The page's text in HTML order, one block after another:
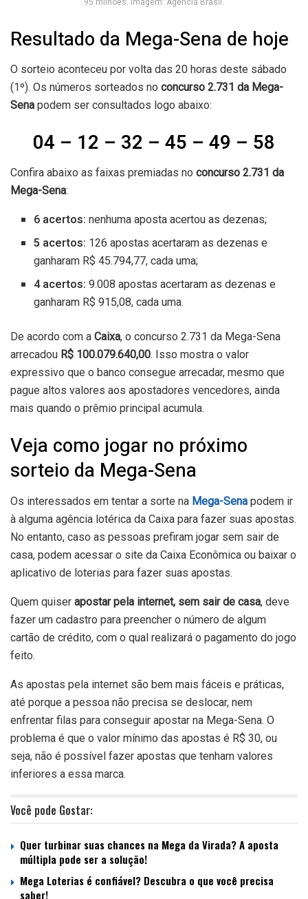
Resultado da Mega-Sena de hoje
O sorteio aconteceu por volta das 20 horas deste sábado
(1º). Os números sorteados no concurso 2.731 da Mega-
Sena podem ser consultados logo abaixo:
04 – 12 – 32 – 45 – 49 – 58
Confira abaixo as faixas premiadas no concurso 2.731 da
Mega-Sena:
6 acertos: nenhuma aposta acertou as dezenas;
5 acertos: 126 apostas acertaram as dezenas e
ganharam R$ 45.794,77, cada uma;
4 acertos: 9.008 apostas acertaram as dezenas e
ganharam R$ 915,08, cada uma.
De acordo com a Caixa, o concurso 2.731 da Mega-Sena
arrecadou R$ 100.079.640,00. Isso mostra o valor
expressivo que o banco consegue arrecadar, mesmo que
pague altos valores aos apostadores vencedores, ainda
mais quando o prêmio principal acumula.
Veja como jogar no próximo
sorteio da Mega-Sena
Os interessados em tentar a sorte na Mega-Sena podem ir
à alguma agência lotérica da Caixa para fazer suas apostas.
No entanto, caso as pessoas prefiram jogar sem sair de
casa, podem acessar o site da Caixa Econômica ou baixar o
aplicativo de loterias para fazer suas apostas.
Quem quiser apostar pela internet, sem sair de casa, deve
fazer um cadastro para preencher o número de algum
cartão de crédito, com o qual realizará o pagamento do jogo
feito.
As apostas pela internet são bem mais fáceis e práticas,
até porque a pessoa não precisa se deslocar, nem
enfrentar filas para conseguir apostar na Mega-Sena. O
problema é que o valor mínimo das apostas é R$ 30, ou
seja, não é possível fazer apostas que tenham valores
inferiores a essa marca.
Você pode Gostar:
Quer turbinar suas chances na Mega da Virada? A aposta
múltipla pode ser a solução!
Mega Loterias é confiável? Descubra o que você precisa
saber!